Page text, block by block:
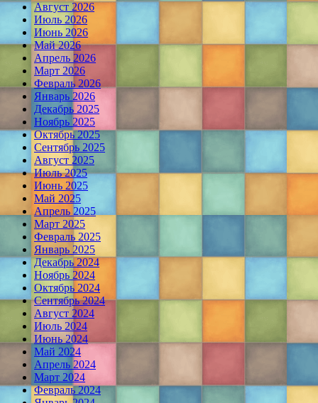
Август 2026
Июль 2026
Июнь 2026
Май 2026
Апрель 2026
Март 2026
Февраль 2026
Январь 2026
Декабрь 2025
Ноябрь 2025
Октябрь 2025
Сентябрь 2025
Август 2025
Июль 2025
Июнь 2025
Май 2025
Апрель 2025
Март 2025
Февраль 2025
Январь 2025
Декабрь 2024
Ноябрь 2024
Октябрь 2024
Сентябрь 2024
Август 2024
Июль 2024
Июнь 2024
Май 2024
Апрель 2024
Март 2024
Февраль 2024